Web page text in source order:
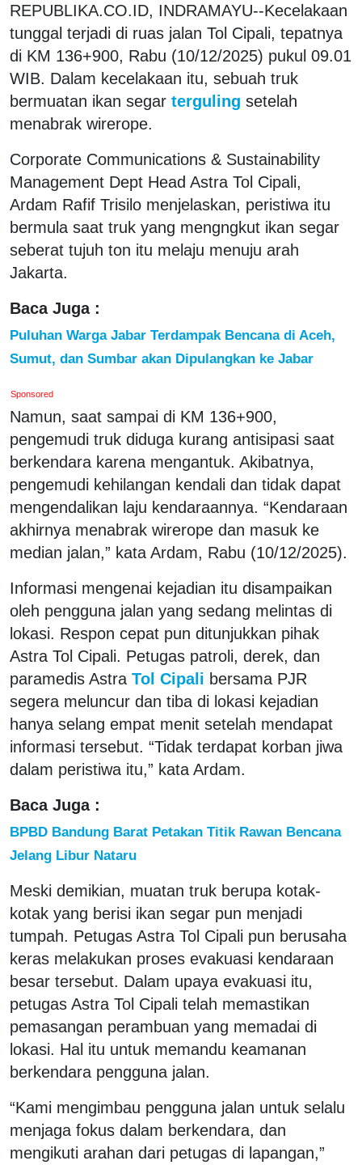
REPUBLIKA.CO.ID, INDRAMAYU--Kecelakaan
tunggal terjadi di ruas jalan Tol Cipali, tepatnya
di KM 136+900, Rabu (10/12/2025) pukul 09.01
WIB. Dalam kecelakaan itu, sebuah truk
bermuatan ikan segar terguling setelah
menabrak wirerope.
Corporate Communications & Sustainability
Management Dept Head Astra Tol Cipali,
Ardam Rafif Trisilo menjelaskan, peristiwa itu
bermula saat truk yang mengngkut ikan segar
seberat tujuh ton itu melaju menuju arah
Jakarta.
Baca Juga :
Puluhan Warga Jabar Terdampak Bencana di Aceh,
Sumut, dan Sumbar akan Dipulangkan ke Jabar
Sponsored
Namun, saat sampai di KM 136+900,
pengemudi truk diduga kurang antisipasi saat
berkendara karena mengantuk. Akibatnya,
pengemudi kehilangan kendali dan tidak dapat
mengendalikan laju kendaraannya. “Kendaraan
akhirnya menabrak wirerope dan masuk ke
median jalan,” kata Ardam, Rabu (10/12/2025).
Informasi mengenai kejadian itu disampaikan
oleh pengguna jalan yang sedang melintas di
lokasi. Respon cepat pun ditunjukkan pihak
Astra Tol Cipali. Petugas patroli, derek, dan
paramedis Astra Tol Cipali bersama PJR
segera meluncur dan tiba di lokasi kejadian
hanya selang empat menit setelah mendapat
informasi tersebut. “Tidak terdapat korban jiwa
dalam peristiwa itu,” kata Ardam.
Baca Juga :
BPBD Bandung Barat Petakan Titik Rawan Bencana
Jelang Libur Nataru
Meski demikian, muatan truk berupa kotak-
kotak yang berisi ikan segar pun menjadi
tumpah. Petugas Astra Tol Cipali pun berusaha
keras melakukan proses evakuasi kendaraan
besar tersebut. Dalam upaya evakuasi itu,
petugas Astra Tol Cipali telah memastikan
pemasangan perambuan yang memadai di
lokasi. Hal itu untuk memandu keamanan
berkendara pengguna jalan.
“Kami mengimbau pengguna jalan untuk selalu
menjaga fokus dalam berkendara, dan
mengikuti arahan dari petugas di lapangan,”